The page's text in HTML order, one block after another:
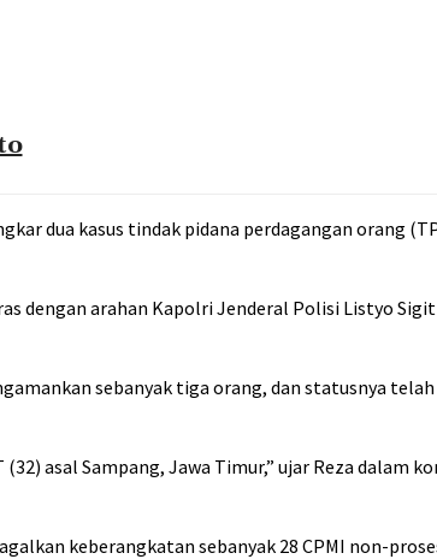
dua kasus tindak pidana perdagangan orang
dengan arahan Kapolri Jenderal Polisi Listyo
sebanyak tiga orang, dan statusnya
asal Sampang, Jawa Timur,” ujar Reza dalam
keberangkatan sebanyak 28 CPMI non-